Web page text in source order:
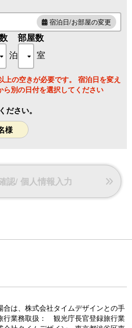
宿泊日/お部屋の変更
泊
部屋数
室
上の空きが必要です。 宿泊日を変え
ら別の日付を選択してください
ださい。
様
認/ 個人情報入力
は、株式会社タイムデザインとの手
行業務取扱： 観光庁長官登録旅行業